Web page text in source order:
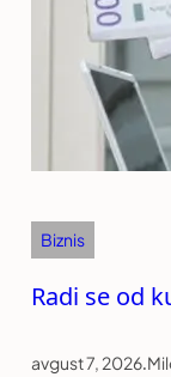
Biznis
Radi se od
avgust 7, 2026.